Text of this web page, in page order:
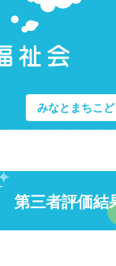
みなとまちこ
第三者評価結